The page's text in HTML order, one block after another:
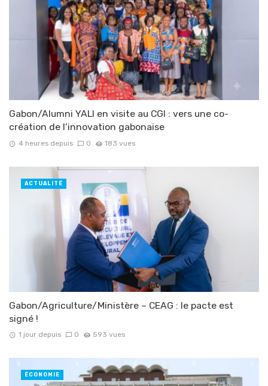
Gabon/Alumni YALI en visite au CGI : vers une co-
création de l’innovation gabonaise
4 heures depuis 0 183 vues
Gabon/Agriculture/Ministère – CEAG : le pacte est
signé !
1 jour depuis 0 593 vues
ACTUALITÉ
ÉCONOMIE